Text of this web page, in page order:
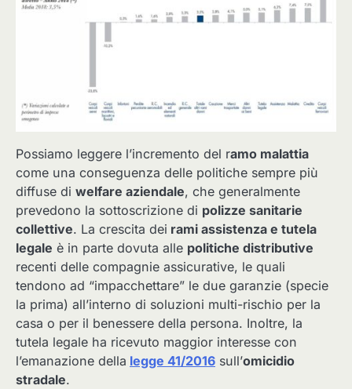
Possiamo leggere l’incremento del ramo malattia
come una conseguenza delle politiche sempre più
diffuse di welfare aziendale, che generalmente
prevedono la sottoscrizione di polizze sanitarie
collettive. La crescita dei rami assistenza e tutela
legale è in parte dovuta alle politiche distributive
recenti delle compagnie assicurative, le quali
tendono ad “impacchettare” le due garanzie (specie
la prima) all’interno di soluzioni multi-rischio per la
casa o per il benessere della persona. Inoltre, la
tutela legale ha ricevuto maggior interesse con
l’emanazione della legge 41/2016 sull’omicidio
stradale.